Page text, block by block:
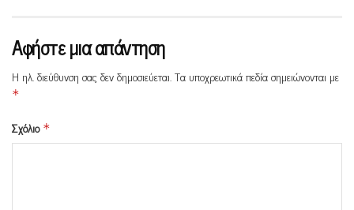
Αφήστε μια απάντηση
Η ηλ. διεύθυνση σας δεν δημοσιεύεται.Τα υποχρεωτικά πεδία σημειώνονται με
*
Σχόλιο *